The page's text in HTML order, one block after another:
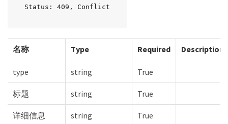
Status: 409, Conflict
名称 Type Required Description
type string True
标题 string True
详细信息 string True